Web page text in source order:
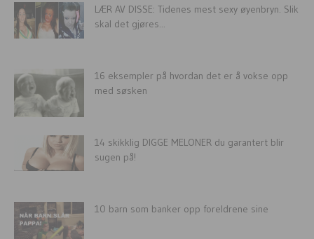
LÆR AV DISSE: Tidenes mest sexy øyenbryn. Slik
skal det gjøres...
16 eksempler på hvordan det er å vokse opp
med søsken
14 skikklig DIGGE MELONER du garantert blir
sugen på!
10 barn som banker opp foreldrene sine